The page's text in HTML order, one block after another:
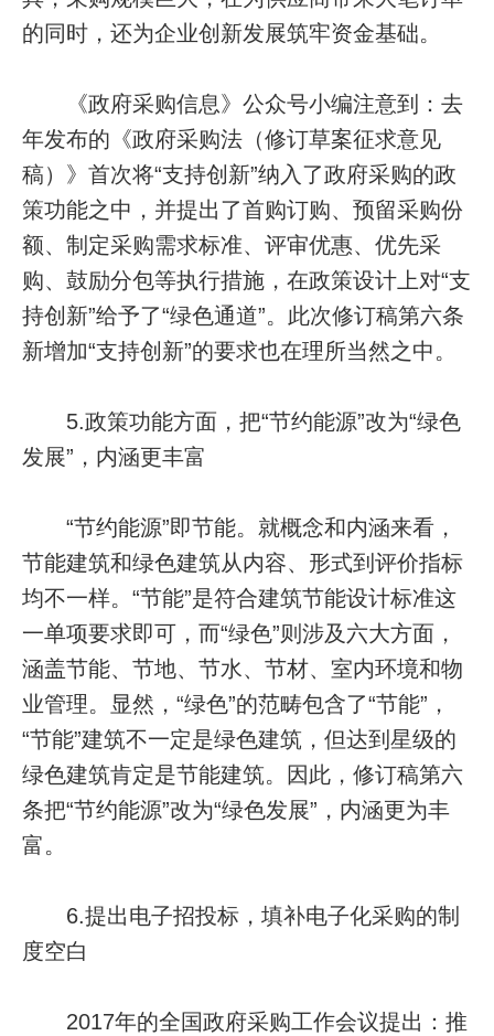
的同时，还为企业创新发展筑牢资金基础。
《政府采购信息》公众号小编注意到：去
年发布的《政府采购法（修订草案征求意见
稿）》首次将“支持创新”纳入了政府采购的政
策功能之中，并提出了首购订购、预留采购份
额、制定采购需求标准、评审优惠、优先采
购、鼓励分包等执行措施，在政策设计上对“支
持创新”给予了“绿色通道”。此次修订稿第六条
新增加“支持创新”的要求也在理所当然之中。
5.政策功能方面，把“节约能源”改为“绿色
发展”，内涵更丰富
“节约能源”即节能。就概念和内涵来看，
节能建筑和绿色建筑从内容、形式到评价指标
均不一样。“节能”是符合建筑节能设计标准这
一单项要求即可，而“绿色”则涉及六大方面，
涵盖节能、节地、节水、节材、室内环境和物
业管理。显然，“绿色”的范畴包含了“节能”，
“节能”建筑不一定是绿色建筑，但达到星级的
绿色建筑肯定是节能建筑。因此，修订稿第六
条把“节约能源”改为“绿色发展”，内涵更为丰
富。
6.提出电子招投标，填补电子化采购的制
度空白
2017年的全国政府采购工作会议提出：推